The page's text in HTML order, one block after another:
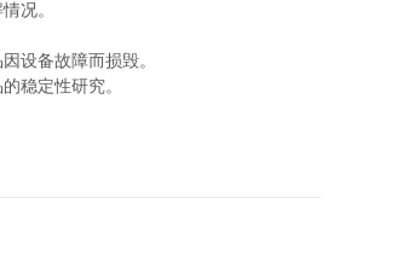
况。
设备故障而损毁。
稳定性研究。